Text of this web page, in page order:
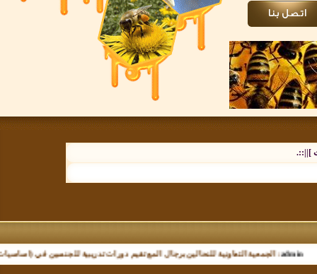
بنا
الجمعية التعاونية للنحالين برجال المع تقيم دورات تدريبية للجنسين في (اساسيات تربية